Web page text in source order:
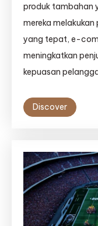
produk tambahan
mereka
yang tepat, e-
meningkatkan
kepuasan
Discover